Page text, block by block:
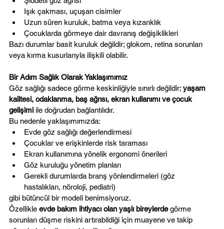
Işık çakması, uçuşan cisimler
Uzun süren kuruluk, batma veya kızarıklık
Çocuklarda görmeye dair davranış değişiklikleri
Bazı durumlar basit kuruluk değildir; glokom, retina sorunları
veya kırma kusurlarıyla ilişkili olabilir.
Bir Adım Sağlık Olarak Yaklaşımımız
Göz sağlığı sadece görme keskinliğiyle sınırlı değildir; yaşam
kalitesi, odaklanma, baş ağrısı, ekran kullanımı ve çocuk
gelişimi ile doğrudan bağlantılıdır.
Bu nedenle yaklaşımımızda:
Evde göz sağlığı değerlendirmesi
Çocuklar ve erişkinlerde risk taraması
Ekran kullanımına yönelik ergonomi önerileri
Göz kuruluğu yönetim planları
Gerekli durumlarda branş yönlendirmeleri (göz
hastalıkları, nöroloji, pediatri)
gibi bütüncül bir modeli benimsiyoruz.
Özellikle evde bakım ihtiyacı olan yaşlı bireylerde görme
sorunları düşme riskini artırabildiği için muayene ve takip